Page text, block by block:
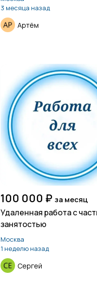
3 месяца назад
Артём
100 000 ₽ за месяц
Удаленная работа с
занятостью
Москва
1 неделю назад
Сергей